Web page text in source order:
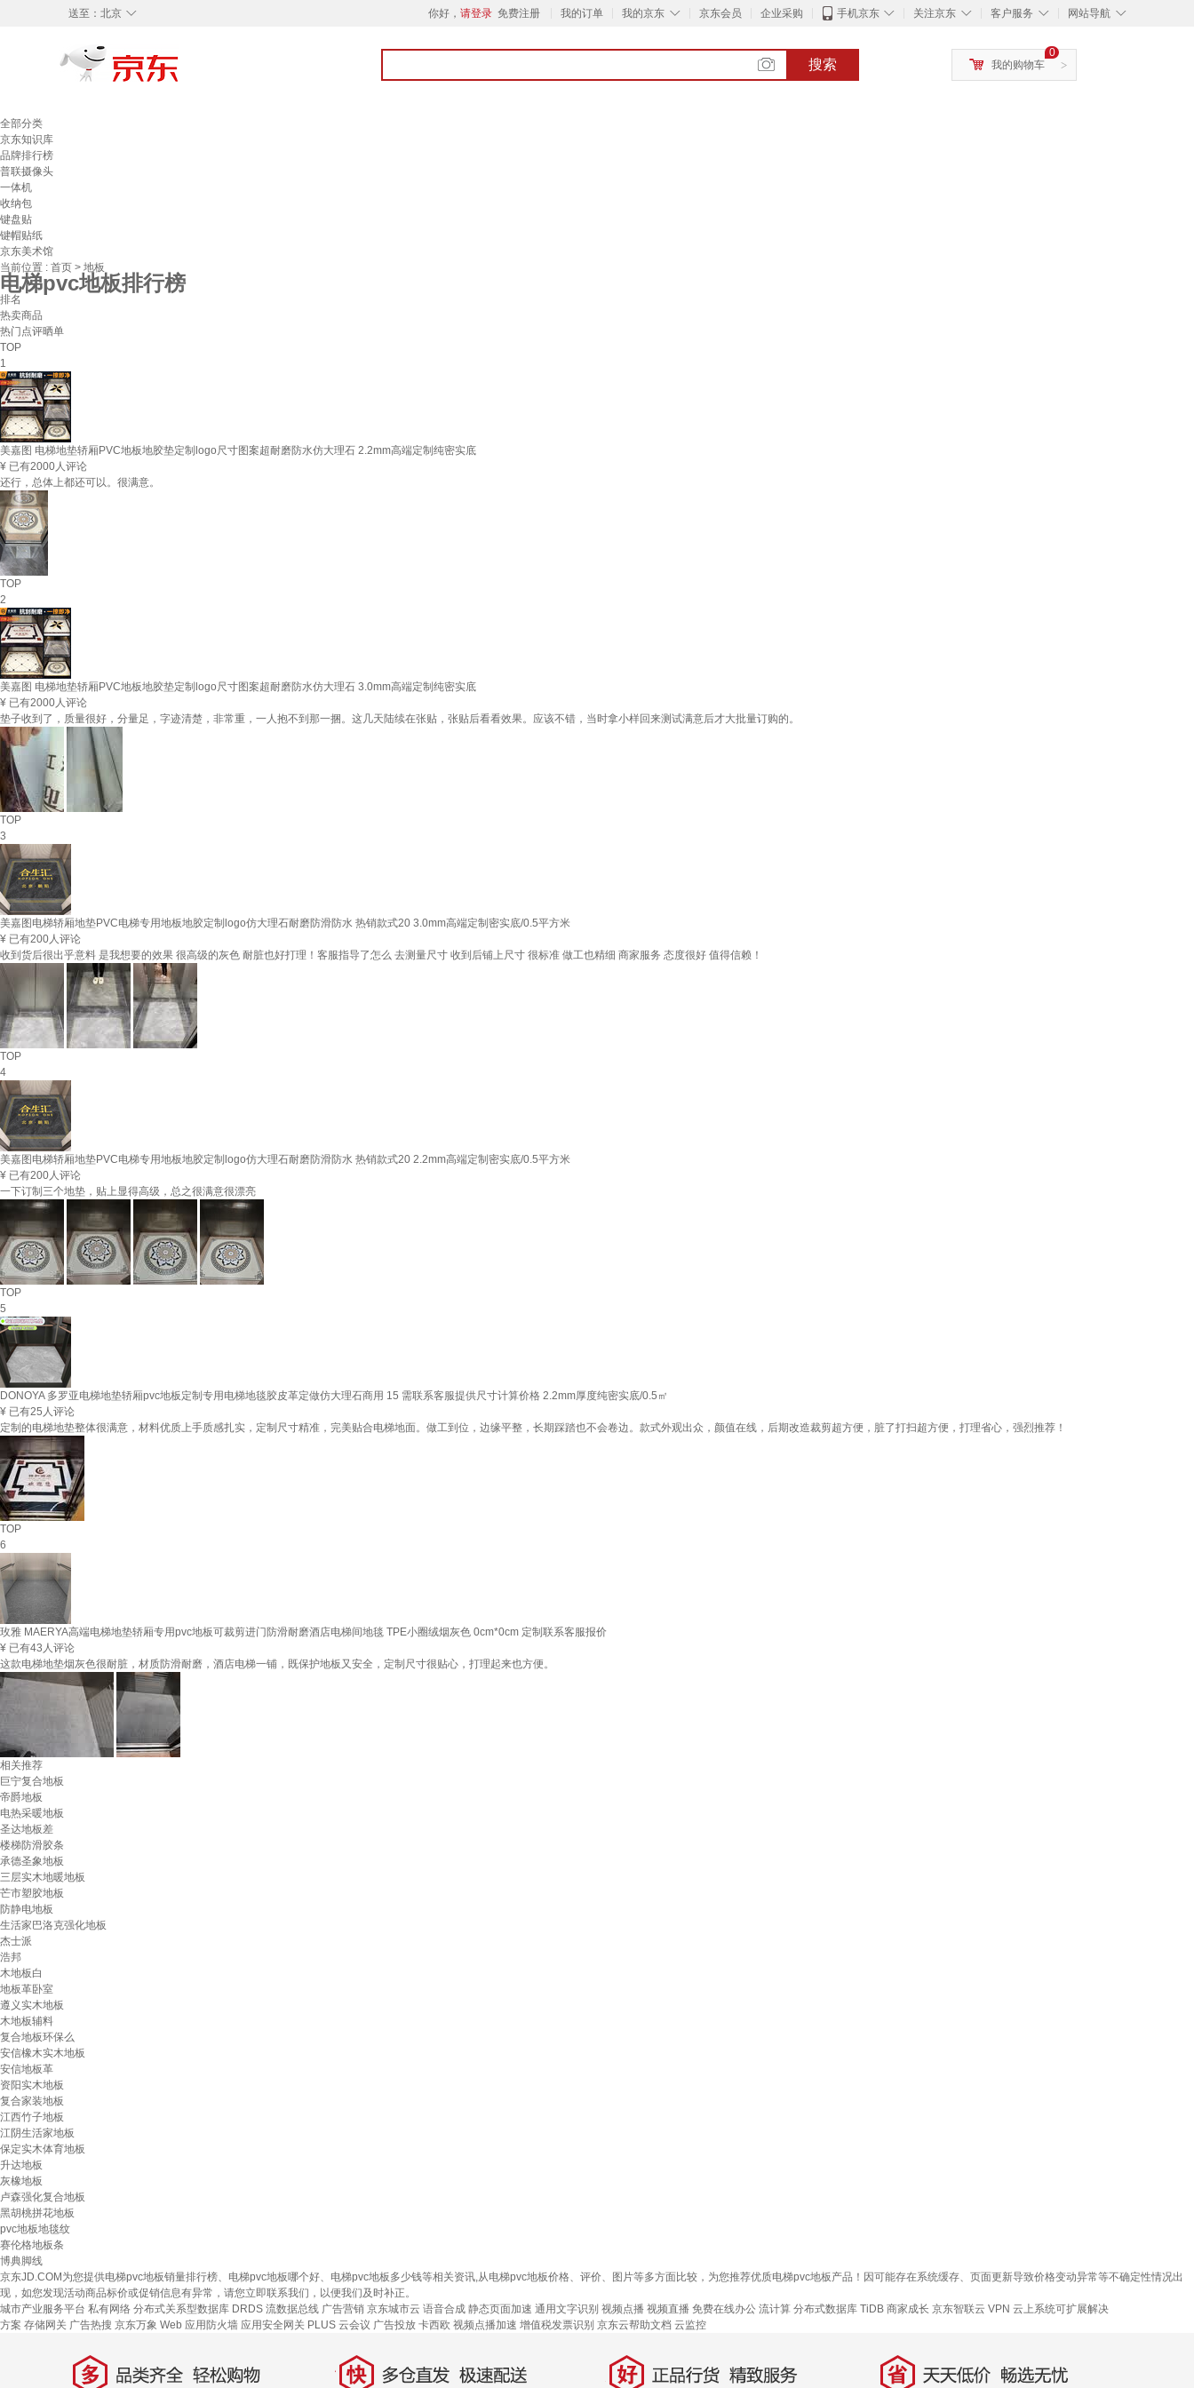
◇
送至： 北京 你好， 请登录 免费注册 我的订单 ◇
我的京东 京东会员 企业采购 ◇
手机京东 ◇
关注京东 ◇
客户服务 ◇
网站导航
搜索 >
0
我的购物车
全部分类
京东知识库
品牌排行榜
普联摄像头
一体机
收纳包
键盘贴
键帽贴纸
京东美术馆
当前位置 : 首页 > 地板
电梯pvc地板排行榜
排名
热卖商品
热门点评晒单
TOP
1
美嘉图 电梯地垫轿厢PVC地板地胶垫定制logo尺寸图案超耐磨防水仿大理石 2.2mm高端定制纯密实底
¥ 已有2000人评论
还行，总体上都还可以。很满意。
TOP
2
美嘉图 电梯地垫轿厢PVC地板地胶垫定制logo尺寸图案超耐磨防水仿大理石 3.0mm高端定制纯密实底
¥ 已有2000人评论
垫子收到了，质量很好，分量足，字迹清楚，非常重，一人抱不到那一捆。这几天陆续在张贴，张贴后看看效果。应该不错，当时拿小样回来测试满意后才大批量订购的。
TOP
3
美嘉图电梯轿厢地垫PVC电梯专用地板地胶定制logo仿大理石耐磨防滑防水 热销款式20 3.0mm高端定制密实底/0.5平方米
¥ 已有200人评论
收到货后很出乎意料 是我想要的效果 很高级的灰色 耐脏也好打理！客服指导了怎么 去测量尺寸 收到后铺上尺寸 很标准 做工也精细 商家服务 态度很好 值得信赖！
TOP
4
美嘉图电梯轿厢地垫PVC电梯专用地板地胶定制logo仿大理石耐磨防滑防水 热销款式20 2.2mm高端定制密实底/0.5平方米
¥ 已有200人评论
一下订制三个地垫，贴上显得高级，总之很满意很漂亮
TOP
5
DONOYA 多罗亚电梯地垫轿厢pvc地板定制专用电梯地毯胶皮革定做仿大理石商用 15 需联系客服提供尺寸计算价格 2.2mm厚度纯密实底/0.5㎡
¥ 已有25人评论
定制的电梯地垫整体很满意，材料优质上手质感扎实，定制尺寸精准，完美贴合电梯地面。做工到位，边缘平整，长期踩踏也不会卷边。款式外观出众，颜值在线，后期改造裁剪超方便，脏了打扫超方便，打理省心，强烈推荐！
TOP
6
玫雅 MAERYA高端电梯地垫轿厢专用pvc地板可裁剪进门防滑耐磨酒店电梯间地毯 TPE小圈绒烟灰色 0cm*0cm 定制联系客服报价
¥ 已有43人评论
这款电梯地垫烟灰色很耐脏，材质防滑耐磨，酒店电梯一铺，既保护地板又安全，定制尺寸很贴心，打理起来也方便。
相关推荐
巨宁复合地板
帝爵地板
电热采暖地板
圣达地板差
楼梯防滑胶条
承德圣象地板
三层实木地暖地板
芒市塑胶地板
防静电地板
生活家巴洛克强化地板
杰士派
浩邦
木地板白
地板革卧室
遵义实木地板
木地板辅料
复合地板环保么
安信橡木实木地板
安信地板革
资阳实木地板
复合家装地板
江西竹子地板
江阴生活家地板
保定实木体育地板
升达地板
灰橡地板
卢森强化复合地板
黑胡桃拼花地板
pvc地板地毯纹
赛伦格地板条
博典脚线
京东JD.COM为您提供电梯pvc地板销量排行榜、电梯pvc地板哪个好、电梯pvc地板多少钱等相关资讯,从电梯pvc地板价格、评价、图片等多方面比较，为您推荐优质电梯pvc地板产品！因可能存在系统缓存、页面更新导致价格变动异常等不确定性情况出
现，如您发现活动商品标价或促销信息有异常，请您立即联系我们，以便我们及时补正。
城市产业服务平台 私有网络 分布式关系型数据库 DRDS 流数据总线 广告营销 京东城市云 语音合成 静态页面加速 通用文字识别 视频点播 视频直播 免费在线办公 流计算 分布式数据库 TiDB 商家成长 京东智联云 VPN 云上系统可扩展解决
方案 存储网关 广告热搜 京东万象 Web 应用防火墙 应用安全网关 PLUS 云会议 广告投放 卡西欧 视频点播加速 增值税发票识别 京东云帮助文档 云监控
多 品类齐全，轻松购物 快 多仓直发，极速配送 好 正品行货，精致服务 省 天天低价，畅选无忧